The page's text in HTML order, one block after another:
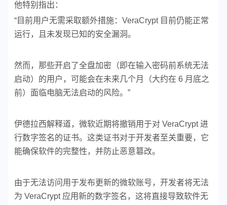
他特别指出：
“目前用户无需采取额外措施：VeraCrypt 目前仍能正常
运行，且未发现已知的安全漏洞。
然而，那些开启了全盘加密（即在输入密码前系统无法
启动）的用户，可能会在未来几个月（大约在 6 月底之
前）面临电脑无法启动的风险。”
伊德拉西解释道，微软近期将撤销用于对 VeraCrypt 进
行数字签名的证书。这类证书对于开发者至关重要，它
能确保软件的完整性，并防止恶意篡改。
由于无法访问用于发布更新的微软账号，开发者将无法
为 VeraCrypt 应用新的数字签名，这将直接导致软件无